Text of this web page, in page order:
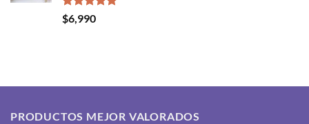
Valorado
con
$6,990
PRODUCTOS MEJOR VALORADOS